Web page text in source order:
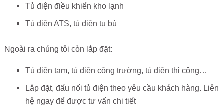
Tủ điện điều khiển kho lạnh
Tủ điện ATS, tủ điện tụ bù
Ngoài ra chúng tôi còn lắp đặt:
Tủ điện tạm, tủ điện công trường, tủ điện thi công…
Lắp đặt, đấu nối tủ điện theo yêu cầu khách hàng. Liên
hệ ngay để được tư vấn chi tiết